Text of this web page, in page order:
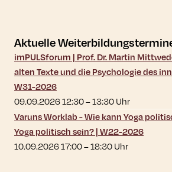
Aktuelle
imPULSforum | Prof. Dr. Martin
alten Texte und die Psychologie des
W31-2026
09.09.2026 12:30–13:30Uhr
Varuns Worklab - Wie kann Yoga
Yoga politisch sein? | W22-2026
10.09.2026 17:00–18:30Uhr